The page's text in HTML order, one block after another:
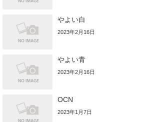
やよい白
2023年2月16日
やよい青
2023年2月16日
OCN
2023年1月7日